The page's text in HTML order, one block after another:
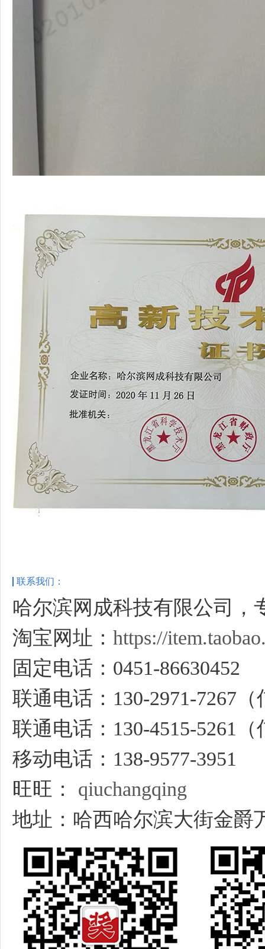
联系我们：
哈尔滨网成科技有限公司，
淘宝网址： https://
固定电话：0451-86630452
联通电话：130-2971-7267
联通电话：130-4515-5261
移动电话：138-9577-3951
旺旺： qiuchangqing
地址：哈西哈尔滨大街金爵